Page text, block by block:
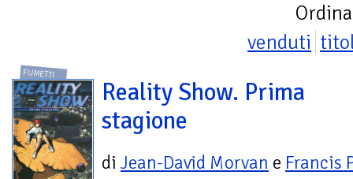
venduti
FUMETTI
Reality Show. Prima
stagione
di Jean-David Morvan e Francis